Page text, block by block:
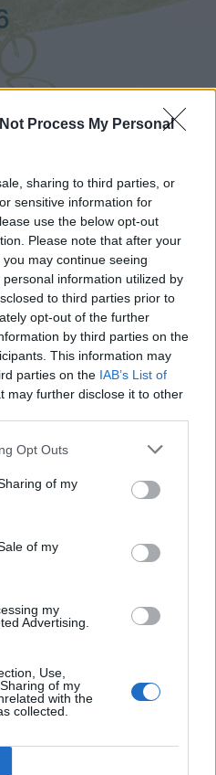
Process My Personal
sharing to third parties, or
sensitive information for
use the below opt-out
Please note that after your
may continue seeing
information utilized by
to third parties prior to
opt-out of the further
by third parties on the
This information may
parties on the IAB’s List of
may further disclose it to other
Opt Outs
of my
of my
my
Advertising.
Use,
of my
with the
collected.
de dragon-666
réservées aux cyclistes
TEMOIGNAGES
sur le
:
40
: 0
complètement par
en grimpant quelques
vacances chez mes
Cela m'a bien plu et
Habitant sur Paris, je
que pendant mes
en achetant un
Depuis je fais 3-4
et des sorties
de 30-60km sur route
Recherche cyclistes pour
pyrénées pendant